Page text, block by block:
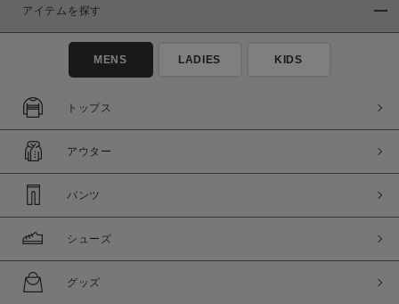
アイテムを探す
MENS LADIES KIDS
トップス
アウター
パンツ
シューズ
グッズ